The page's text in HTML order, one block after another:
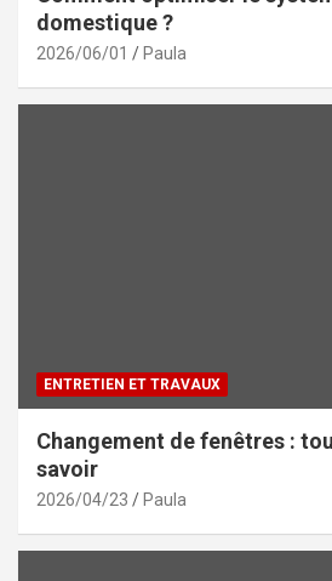
domestique ?
2026/06/01 Paula
ENTRETIEN ET TRAVAUX
Changement de fenêtres :
savoir
2026/04/23 Paula